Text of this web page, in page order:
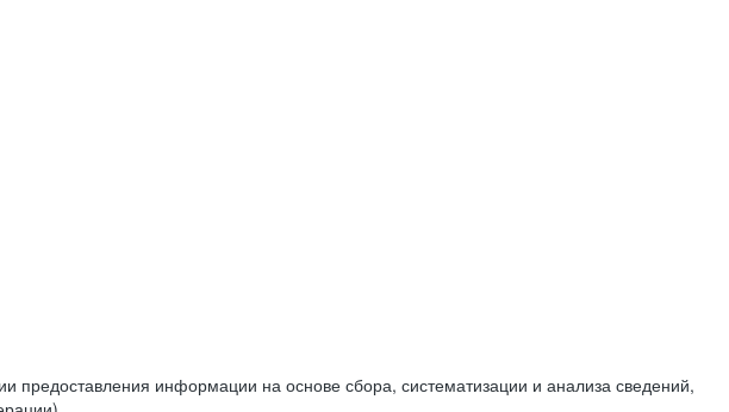
предоставления информации на основе сбора, систематизации и анализа сведений,